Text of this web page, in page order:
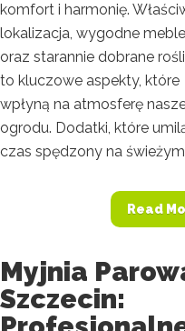
komfort i harmonię.
lokalizacja, wygodne meble
oraz starannie dobrane
to kluczowe aspekty, które
wpłyną na atmosferę
ogrodu. Dodatki, które
czas spędzony na
Read
Myjnia
Szczecin: